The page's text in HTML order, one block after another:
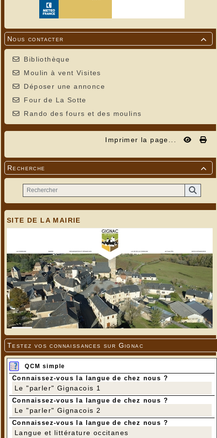

Nous contacter
Bibliothèque
Moulin à vent Visites
Déposer une annonce
Four de La Sotte
Rando des fours et des moulins
Imprimer la page...

Recherche
SITE DE LA MAIRIE
Testez vos connaissances sur Gignac
QCM simple
Connaissez-vous la langue de chez nous ?
Le "parler" Gignacois 1
Connaissez-vous la langue de chez nous ?
Le "parler" Gignacois 2
Connaissez-vous la langue de chez nous ?
Langue et littérature occitanes